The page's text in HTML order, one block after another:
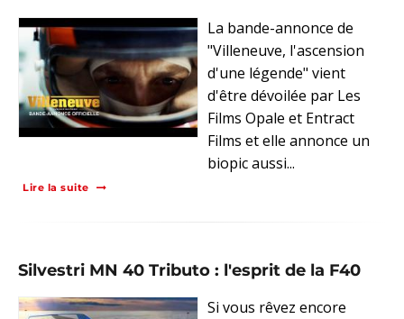
La bande-annonce de
"Villeneuve, l'ascension
d'une légende" vient
d'être dévoilée par Les
Films Opale et Entract
Films et elle annonce un
biopic aussi...
Lire la suite
Silvestri MN 40 Tributo : l'esprit de la F40
Si vous rêvez encore